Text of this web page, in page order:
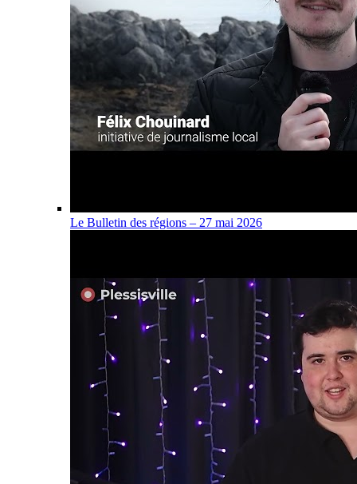
Le Bulletin des régions – 27 mai 2026